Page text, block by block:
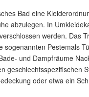
Bad eine
abzulegen. In
werden. Das
Pestemals
und Dampfräume
geschlechtsspezifischen
oder etwa ein